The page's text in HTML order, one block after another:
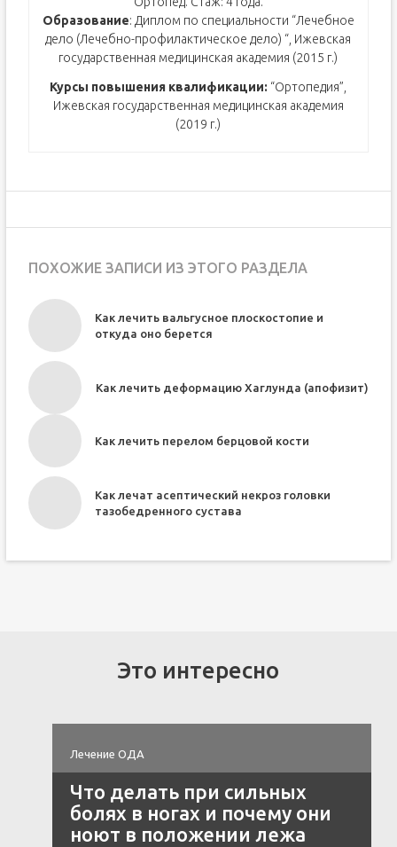
Образование: Диплом по специальности “Лечебное
дело (Лечебно-профилактическое дело) “, Ижевская
государственная медицинская академия (2015 г.)
Курсы повышения квалификации: “Ортопедия”,
Ижевская государственная медицинская академия
(2019 г.)
ПОХОЖИЕ ЗАПИСИ ИЗ ЭТОГО РАЗДЕЛА
Как лечить вальгусное плоскостопие и
откуда оно берется
Как лечить деформацию Хаглунда (апофизит)
Как лечить перелом берцовой кости
Как лечат асептический некроз головки
тазобедренного сустава
Это интересно
Лечение ОДА
Что делать при сильных
болях в ногах и почему они
ноют в положении лежа